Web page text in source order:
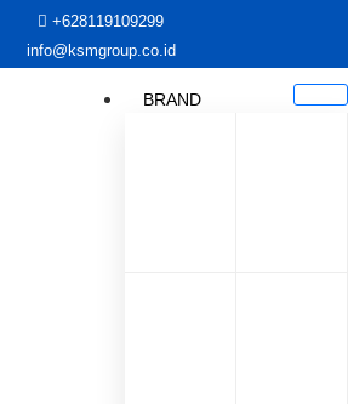
+628119109299
info@ksmgroup.co.id
BRAND